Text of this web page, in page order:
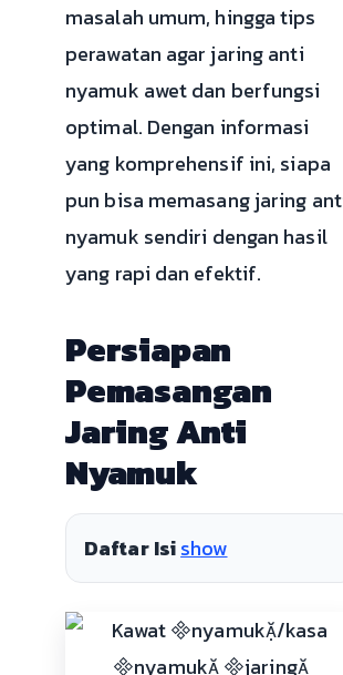
masalah umum, hingga tips
perawatan agar jaring anti
nyamuk awet dan berfungsi
optimal. Dengan informasi
yang komprehensif ini, siapa
pun bisa memasang jaring
nyamuk sendiri dengan hasil
yang rapi dan efektif.
Persiapan
Pemasangan
Jaring Anti
Nyamuk
Daftar Isishow